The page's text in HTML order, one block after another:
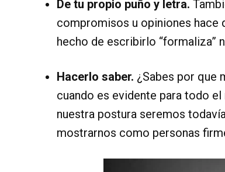
De tu propio puño y letra.
compromisos u opiniones hace
hecho de escribirlo “formaliza”
Hacerlo saber. ¿Sabes por que
cuando es evidente para todo
nuestra postura seremos
mostrarnos como personas